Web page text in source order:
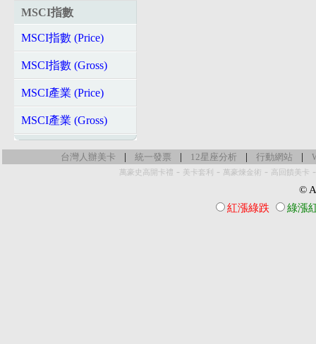
MSCI指數
MSCI指數 (Price)
MSCI指數 (Gross)
MSCI產業 (Price)
MSCI產業 (Gross)
台灣人辦美卡 | 統一發票 | 12星座分析 | 行動網站 |
萬豪史高開卡禮 - 美卡套利 - 萬豪煉金術 - 高回饋美卡
©
紅漲綠跌
綠漲